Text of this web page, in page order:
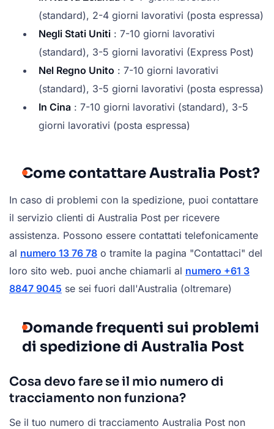
(standard), 2-4 giorni lavorativi (posta espressa)
Negli Stati Uniti : 7-10 giorni lavorativi
(standard), 3-5 giorni lavorativi (Express Post)
Nel Regno Unito : 7-10 giorni lavorativi
(standard), 3-5 giorni lavorativi (posta espressa)
In Cina : 7-10 giorni lavorativi (standard), 3-5
giorni lavorativi (posta espressa)
Come contattare Australia Post?
In caso di problemi con la spedizione, puoi contattare
il servizio clienti di Australia Post per ricevere
assistenza. Possono essere contattati telefonicamente
al numero 13 76 78 o tramite la pagina "Contattaci" del
loro sito web. puoi anche chiamarli al numero +61 3
8847 9045 se sei fuori dall'Australia (oltremare)
Domande frequenti sui problemi
di spedizione di Australia Post
Cosa devo fare se il mio numero di
tracciamento non funziona?
Se il tuo numero di tracciamento Australia Post non